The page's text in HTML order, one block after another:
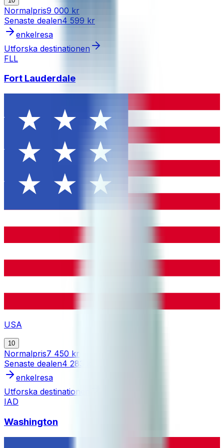
Normalpris9 000 kr
Senaste dealen4 599 kr
enkelresa
Utforska destinationen
FLL
Fort Lauderdale
USA
10
Normalpris7 450 kr
Senaste dealen4 283 kr
enkelresa
Utforska destinationen
IAD
Washington